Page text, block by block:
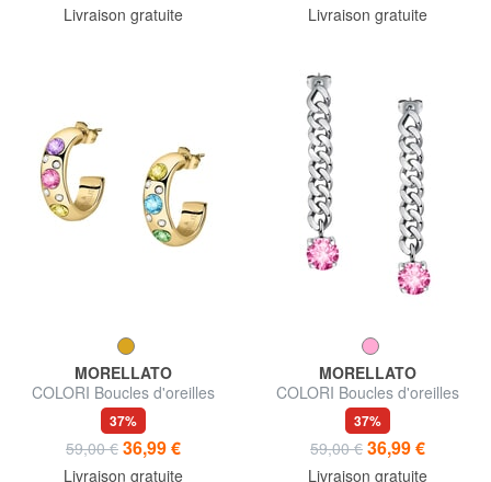
Livraison gratuite Livraison gratuite
MORELLATO
COLORI Boucles d'oreilles
37%
59,00 € 36,99 €
Livraison gratuite
MORELLATO
COLORI Boucles d'oreilles
37%
59,00 € 36,99 €
Livraison gratuite